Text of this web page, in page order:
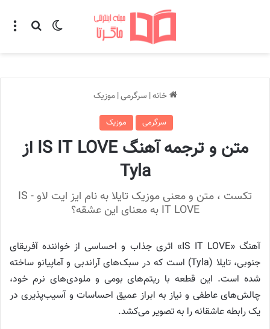
تغییر پوسته
خانه| سرگرمی| موزیک
سرگرمی موزیک
متن و ترجمه آهنگ IS IT LOVE از
Tyla
تکست ، متن و معنی موزیک تایلا به نام ایز ایت لاو - IS
IT LOVE به معنای این عشقه؟
آهنگ «IS IT LOVE» اثری جذاب و احساسی از خواننده آفریقای
جنوبی، تایلا (Tyla) است که در سبک‌های آراندبی و آماپیانو ساخته
شده است. این قطعه با ریتم‌های بومی و ملودی‌های نرم خود،
چالش‌های عاطفی و نیاز به ابراز عمیق احساسات و آسیب‌پذیری در
یک رابطه عاشقانه را به تصویر می‌کشد.